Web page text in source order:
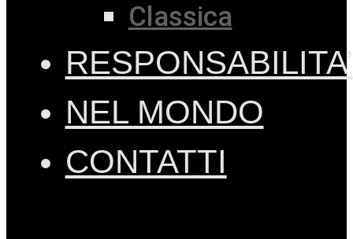
Classica
RESPONSABILITA’
NEL MONDO
CONTATTI